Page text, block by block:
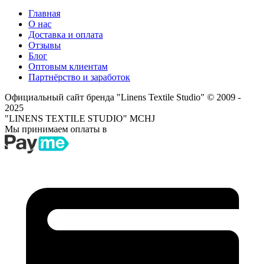
Главная
О нас
Доставка и оплата
Отзывы
Блог
Оптовым клиентам
Партнёрство и заработок
Официальный сайт бренда "Linens Textile Studio" © 2009 -
2025
"LINENS TEXTILE STUDIO" MCHJ
Мы принимаем оплаты в